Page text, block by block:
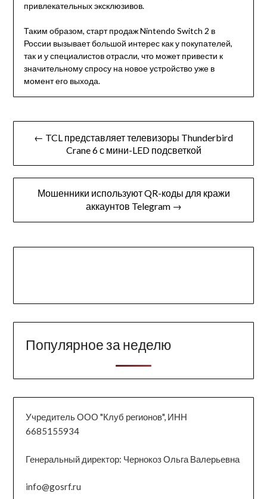
привлекательных эксклюзивов.
Таким образом, старт продаж Nintendo Switch 2 в
России вызывает большой интерес как у покупателей,
так и у специалистов отрасли, что может привести к
значительному спросу на новое устройство уже в
момент его выхода.
Навигация
← TCL представляет телевизоры Thunderbird
Crane 6 с мини-LED подсветкой
Мошенники используют QR-коды для кражи
аккаунтов Telegram →
Популярное за неделю
Учредитель ООО "Клуб регионов", ИНН
6685155934
Генеральный директор: Чернокоз Ольга Валерьевна
info@gosrf.ru